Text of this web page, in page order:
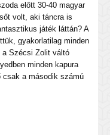
előtt 30-40 magyar
volt, aki táncra is
játék láttán? A
gyakorlatilag minden
Szécsi Zolit váltó
minden kapura
a második számú